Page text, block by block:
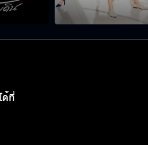
ด้ที่